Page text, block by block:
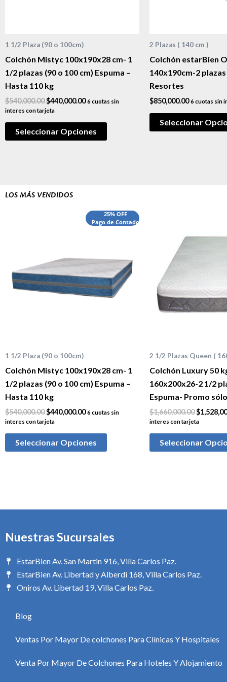
1 1/2 Plaza (90 o 100cm)
Colchón Mistyc 100x190x28 cm- 1
1/2 plazas (90 o 100 cm) Espuma –
Hasta 110 kg
$540,000.00$440,000.00 6 cuotas sin
interes con tarjeta
Seleccionar Opciones
2 Plazas ( 140 cm )
Colchón estarBien
140x190cm-2
Resortes
$850,000.00 6 cuotas sin
Seleccionar
LOS MÁS VENDIDOS
25% OFF
Pago de Contado
1 1/2 Plaza (90 o 100cm)
Colchón Mistyc 100x190x28 cm- 1
1/2 plazas (90 o 100 cm) Espuma –
Hasta 110 kg
$540,000.00$440,000.00
El
precio
6 cuotas sin
interes con tarjeta
Seleccionar Opciones
2 1/2 Plazas Queen (
Colchón Luxury 50
160x200x26-2 1/2
Espuma- Promo
$1,660,000.00$
interes con tarjeta
Seleccionar
Nuestras Sucursales
EstarBien Av. San Martin 916, Villa Carlos Paz.
EstarBien Av. Libertad y Alberdi 168, Villa Carlos Paz.
Oniros Av. Libertad 19, Villa Carlos Paz.
Blog
Ventas Por Mayor De colchones Para Clínicas Y Hospitales
Venta Por Mayor De Colchones Para Hoteles Y Alojamiento